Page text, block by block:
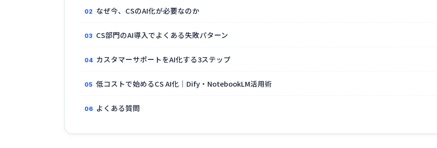
なぜ今、CSのAI化が必要なのか
CS部門のAI導入でよくある失敗パターン
カスタマーサポートをAI化する3ステップ
低コストで始めるCS AI化｜Dify・NotebookLM活用術
よくある質問